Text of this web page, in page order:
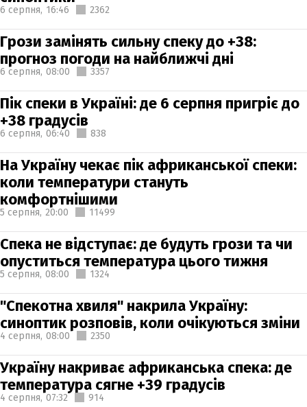
6 серпня, 16:46 2362
Грози замінять сильну спеку до +38:
прогноз погоди на найближчі дні
6 серпня, 08:00 3357
Пік спеки в Україні: де 6 серпня пригріє до
+38 градусів
6 серпня, 06:40 838
На Україну чекає пік африканської спеки:
коли температури стануть
комфортнішими
5 серпня, 20:00 11499
Спека не відступає: де будуть грози та чи
опуститься температура цього тижня
5 серпня, 08:00 1324
"Спекотна хвиля" накрила Україну:
синоптик розповів, коли очікуються зміни
4 серпня, 08:00 2350
Україну накриває африканська спека: де
температура сягне +39 градусів
4 серпня, 07:32 914